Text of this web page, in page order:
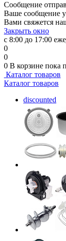
Сообщение
Ваше сообщение
Вами свяжется
Закрыть окно
с 8:00 до 17:00
0
0
0 В корзине пока
Каталог товаров
Каталог товаров
discounted